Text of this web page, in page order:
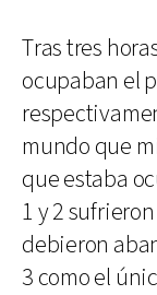
Tras tres
ocupaban el
mundo que
que estaba
1 y 2
debieron
3 como el